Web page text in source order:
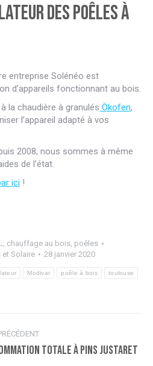
des poêles à
entreprise Solénéo est
d’appareils fonctionnant au bois.
la chaudière à granulés Ökofen,
l’appareil adapté à vos
2008, nous sommes à même
de l’état.
ici !
, chauffage au bois, poêles
Solaire 28 janvier 2020
Modivar poêle à bois toulouse
Article totale à Pins Justaret